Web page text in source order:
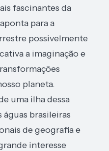
fascinantes da
para a
possivelmente
a imaginação e
planeta.
uma ilha dessa
águas brasileiras
de geografia e
interesse